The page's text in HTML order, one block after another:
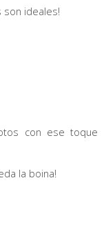
son ideales!
con ese toque
la boina!